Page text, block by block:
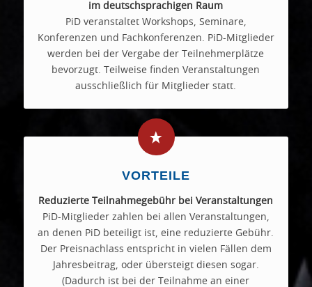
im deutschsprachigen Raum
PiD veranstaltet Workshops, Seminare,
Konferenzen und Fachkonferenzen. PiD-Mitglieder
werden bei der Vergabe der Teilnehmerplätze
bevorzugt. Teilweise finden Veranstaltungen
ausschließlich für Mitglieder statt.
VORTEILE
Reduzierte Teilnahmegebühr bei Veranstaltungen
PiD-Mitglieder zahlen bei allen Veranstaltungen,
an denen PiD beteiligt ist, eine reduzierte Gebühr.
Der Preisnachlass entspricht in vielen Fällen dem
Jahresbeitrag, oder übersteigt diesen sogar.
(Dadurch ist bei der Teilnahme an einer